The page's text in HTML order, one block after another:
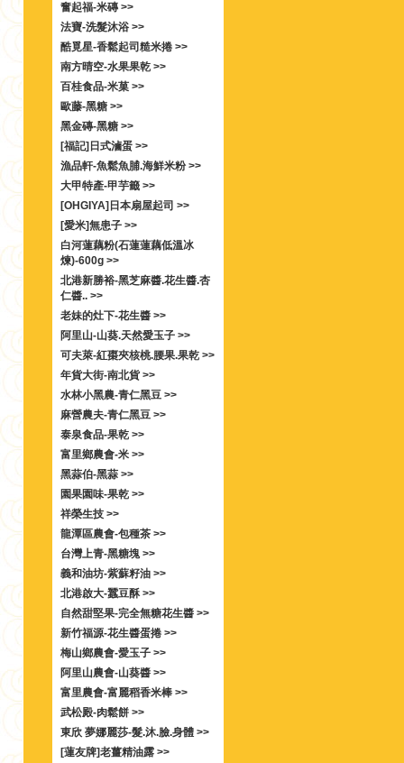
奮起福-米磚 >>
法寶-洗髮沐浴 >>
酷覓星-香鬆起司糙米捲 >>
南方晴空-水果果乾 >>
百桂食品-米菓 >>
歐藤-黑糖 >>
黑金磚-黑糖 >>
[福記]日式滷蛋 >>
漁品軒-魚鬆魚脯.海鮮米粉 >>
大甲特產-甲芋籤 >>
[OHGIYA]日本扇屋起司 >>
[愛米]無患子 >>
白河蓮藕粉(石蓮蓮藕低溫冰
煉)-600g >>
北港新勝裕-黑芝麻醬.花生醬.杏
仁醬.. >>
老妹的灶下-花生醬 >>
阿里山-山葵.天然愛玉子 >>
可夫萊-紅棗夾核桃.腰果.果乾 >>
年貨大街-南北貨 >>
水林小黑農-青仁黑豆 >>
麻營農夫-青仁黑豆 >>
泰泉食品-果乾 >>
富里鄉農會-米 >>
黑蒜伯-黑蒜 >>
園果園味-果乾 >>
祥榮生技 >>
龍潭區農會-包種茶 >>
台灣上青-黑糖塊 >>
義和油坊-紫蘇籽油 >>
北港啟大-蠶豆酥 >>
自然甜堅果-完全無糖花生醬 >>
新竹福源-花生醬蛋捲 >>
梅山鄉農會-愛玉子 >>
阿里山農會-山葵醬 >>
富里農會-富麗稻香米棒 >>
武松殿-肉鬆餅 >>
東欣 夢娜麗莎-髮.沐.臉.身體 >>
[蓮友牌]老薑精油露 >>